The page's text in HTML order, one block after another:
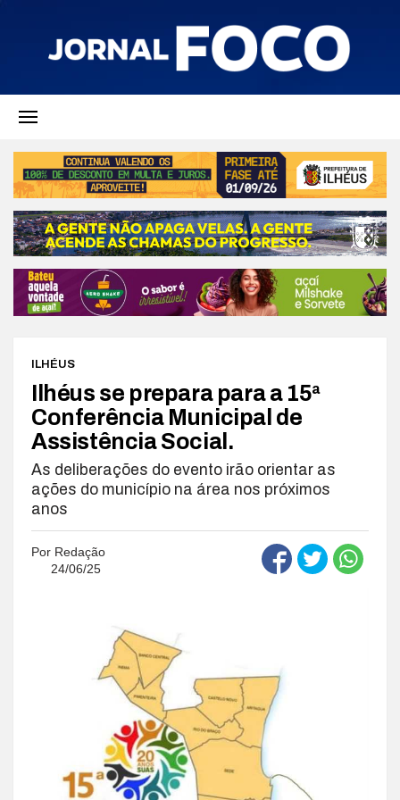
ILHÉUS
Ilhéus se prepara para a 15ª
Conferência Municipal de
Assistência Social.
As deliberações do evento irão orientar as
ações do município na área nos próximos
anos
Por Redação
24/06/25